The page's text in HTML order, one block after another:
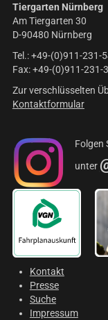
Tiergarten Nürnberg
Am Tiergarten 30
D-90480 Nürnberg
Tel.: +49-(0)911-231-
Fax: +49-(0)911-231-
Zur verschlüsselten
Kontaktformular
Folgen
unter
Kontakt
Presse
Suche
Impressum